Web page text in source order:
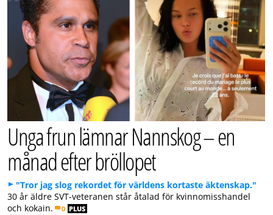
Unga frun lämnar Nannskog – en
månad efter bröllopet
"Tror jag slog rekordet för världens kortaste äktenskap."
30 år äldre SVT-veteranen står åtalad för kvinnomisshandel
och kokain.
0 PLUS